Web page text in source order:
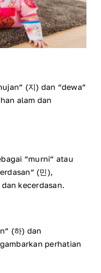
(지) dan “dewa”
alam dan
“murni” atau
(민),
kecerdasan.
(하) dan
perhatian